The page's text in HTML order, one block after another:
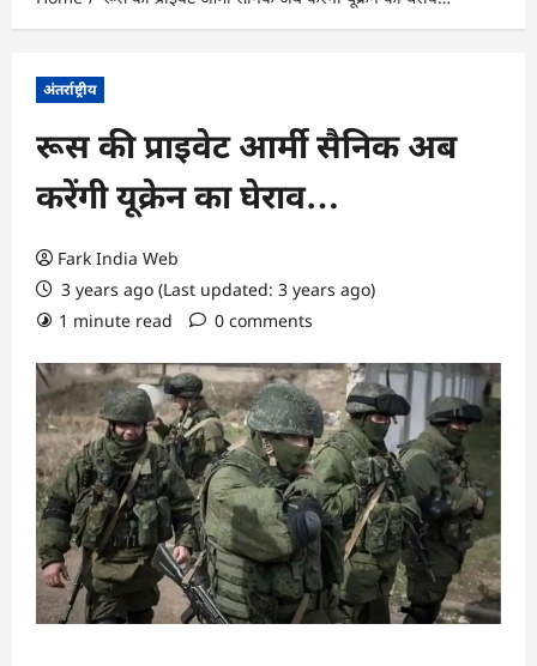
अंतर्राष्ट्रीय
रूस की प्राइवेट आर्मी सैनिक अब
करेंगी यूक्रेन का घेराव…
Fark India Web
3 years ago (Last updated: 3 years ago)
1 minute read
0 comments